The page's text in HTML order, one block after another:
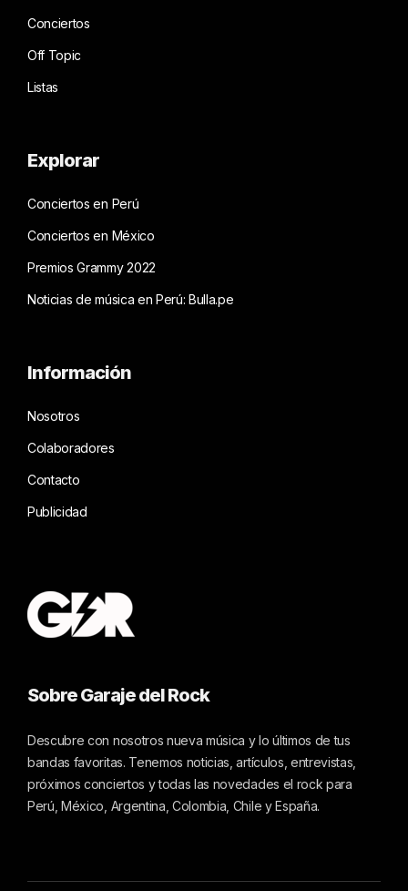
Conciertos
Off Topic
Listas
Explorar
Conciertos en Perú
Conciertos en México
Premios Grammy 2022
Noticias de música en Perú: Bulla.pe
Información
Nosotros
Colaboradores
Contacto
Publicidad
Sobre Garaje del Rock
Descubre con nosotros nueva música y lo últimos de tus
bandas favoritas. Tenemos noticias, artículos, entrevistas,
próximos conciertos y todas las novedades el rock para
Perú, México, Argentina, Colombia, Chile y España.